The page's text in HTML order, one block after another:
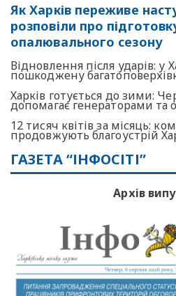
Як Харків переживе
розповіли про
опалювального сезону
Відновлення після ударів: у
пошкоджену
Харків готується до зими:
допомагає генераторами та
12 тисяч квітів за місяць:
продовжують благоустрій
ГАЗЕТА “ІНФОСІТІ”
Архів